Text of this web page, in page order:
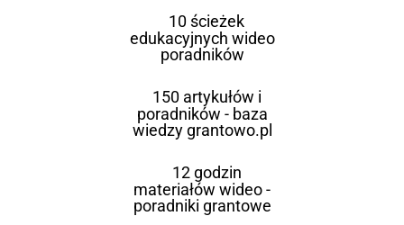
10 ścieżek
edukacyjnych wideo
poradników
150 artykułów i
poradników - baza
wiedzy grantowo.pl
12 godzin
materiałów wideo -
poradniki grantowe